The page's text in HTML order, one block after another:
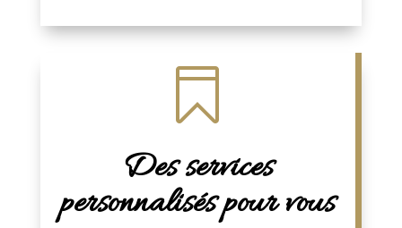

Des services
personnalisés pour vous